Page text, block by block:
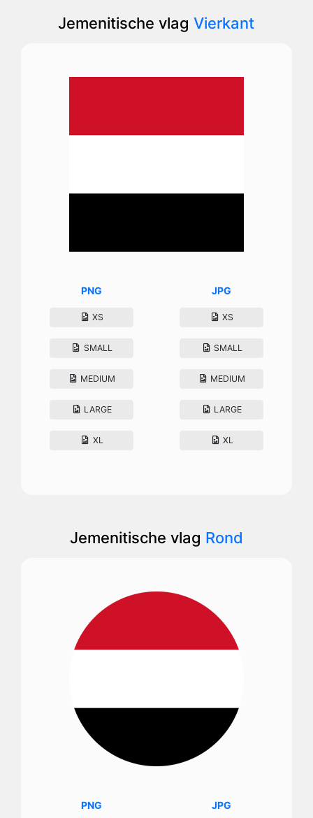
Jemenitische vlagVierkant
PNG
XS
SMALL
MEDIUM
LARGE
XL
JPG
XS
SMALL
MEDIUM
LARGE
XL
Jemenitische vlag Rond
PNG JPG